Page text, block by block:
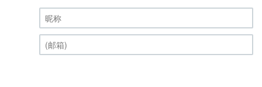
昵称 (必填)